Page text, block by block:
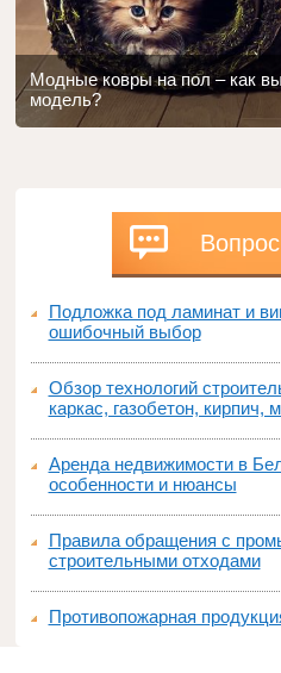
Модные ковры на пол – как
модель?
Подложка под ламинат и
ошибочный выбор
Обзор технологий
каркас, газобетон, кирпич,
Аренда недвижимости в
особенности и нюансы
Правила обращения с
строительными отходами
Противопожарная